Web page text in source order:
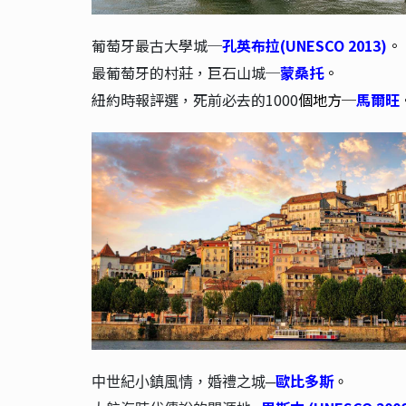
葡萄牙最古大學城─孔英布拉(UNESCO 2013) 。
最葡萄牙的村莊，巨石山城─蒙桑托。
紐約時報評選，死前必去的1000個地方─馬爾旺
中世紀小鎮風情，婚禮之城─歐比多斯。